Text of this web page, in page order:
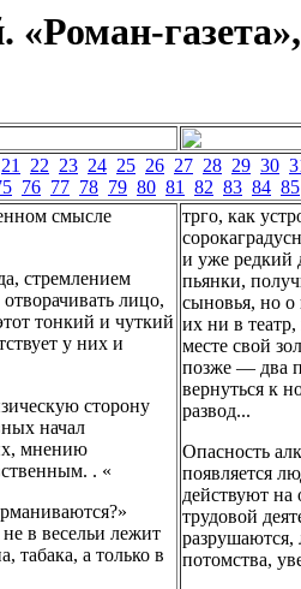
21 22 23 24 25 26 27 28 29 30
76 77 78 79 80 81 82 83 84 85
смысле
стремлением
отворачивать лицо,
тонкий и чуткий
у них и
сторону
начал
мнению
. «
в весельи лежит
табака, а только в
трго, как
и уже редкий
пьянки,
сыновья, но о
их ни в
месте свой
позже — два
вернуться к
развод...
Опасность
появляется
действуют на
трудовой
разрушаются,
потомства,